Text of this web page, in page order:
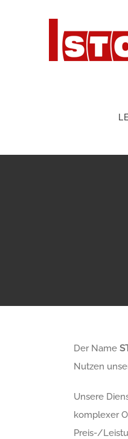
Der Name
Nutzen
Unsere
komplexer
Preis-/